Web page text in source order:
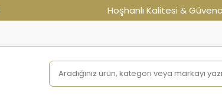
Hoşhanlı Kalitesi &